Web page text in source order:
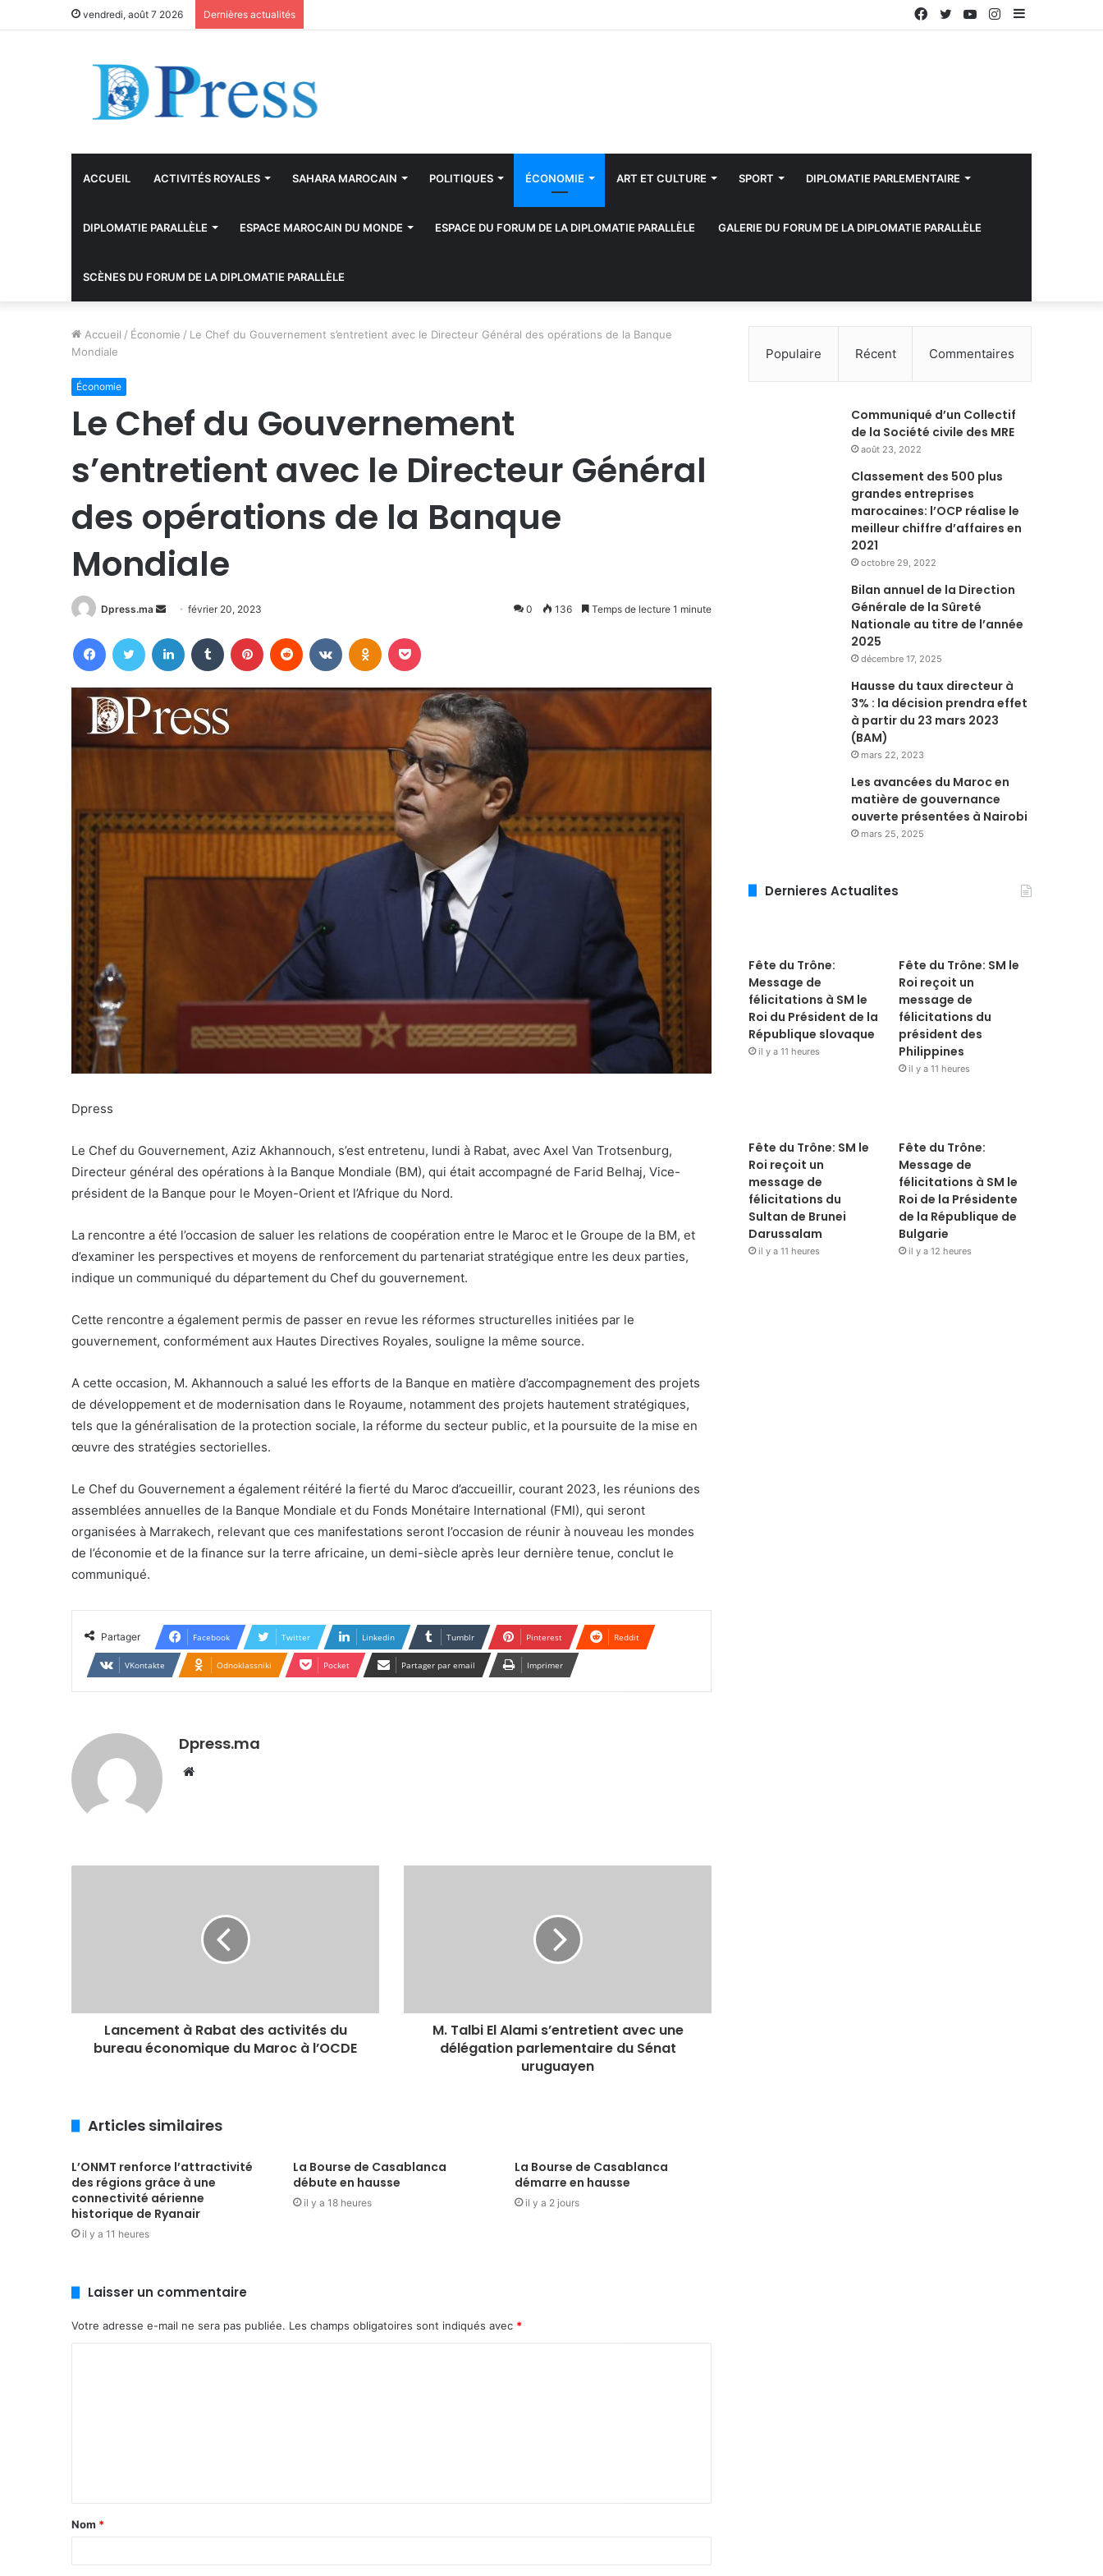
vendredi, août 7 2026 Dernières actualités
Sidebar
Instagram
YouTube
Twitter
Facebook
ACCUEIL ACTIVITÉS ROYALES SAHARA MAROCAIN POLITIQUES ÉCONOMIE ART ET CULTURE SPORT DIPLOMATIE PARLEMENTAIRE
DIPLOMATIE PARALLÈLE ESPACE MAROCAIN DU MONDE ESPACE DU FORUM DE LA DIPLOMATIE PARALLÈLE GALERIE DU FORUM DE LA DIPLOMATIE PARALLÈLE
SCÈNES DU FORUM DE LA DIPLOMATIE PARALLÈLE
Accueil / Économie / Le Chef du Gouvernement s’entretient avec le Directeur Général des opérations de la Banque
Mondiale
Économie
Le Chef du Gouvernement
s’entretient avec le Directeur Général
des opérations de la Banque
Mondiale
Dpress.ma
Envoyer
courriel
février 20, 2023 0 136 Temps de lecture 1 minute
FacebookTwitter Linkedin Tumblr Pinterest Reddit VKontakteOdnoklassniki
Dpress
Le Chef du Gouvernement, Aziz Akhannouch, s’est entretenu, lundi à Rabat, avec Axel Van Trotsenburg,
Directeur général des opérations à la Banque Mondiale (BM), qui était accompagné de Farid Belhaj, Vice-
président de la Banque pour le Moyen-Orient et l’Afrique du Nord.
La rencontre a été l’occasion de saluer les relations de coopération entre le Maroc et le Groupe de la BM, et
d’examiner les perspectives et moyens de renforcement du partenariat stratégique entre les deux parties,
indique un communiqué du département du Chef du gouvernement.
Cette rencontre a également permis de passer en revue les réformes structurelles initiées par le
gouvernement, conformément aux Hautes Directives Royales, souligne la même source.
A cette occasion, M. Akhannouch a salué les efforts de la Banque en matière d’accompagnement des projets
de développement et de modernisation dans le Royaume, notamment des projets hautement stratégiques,
tels que la généralisation de la protection sociale, la réforme du secteur public, et la poursuite de la mise en
œuvre des stratégies sectorielles.
Le Chef du Gouvernement a également réitéré la fierté du Maroc d’accueillir, courant 2023, les réunions des
assemblées annuelles de la Banque Mondiale et du Fonds Monétaire International (FMI), qui seront
organisées à Marrakech, relevant que ces manifestations seront l’occasion de réunir à nouveau les mondes
de l’économie et de la finance sur la terre africaine, un demi-siècle après leur dernière tenue, conclut le
communiqué.
Partager Facebook Twitter Linkedin Tumblr Pinterest Reddit
VKontakte Odnoklassniki Pocket Partager par email Imprimer
Dpress.ma
Website
Lancement à Rabat des activités du
bureau économique du Maroc à l’OCDE
M. Talbi El Alami s’entretient avec une
délégation parlementaire du Sénat
uruguayen
Articles similaires
L’ONMT renforce l’attractivité
des régions grâce à une
connectivité aérienne
historique de Ryanair
il y a 11 heures
La Bourse de Casablanca
débute en hausse
il y a 18 heures
La Bourse de Casablanca
démarre en hausse
il y a 2 jours
Laisser un commentaire
Votre adresse e-mail ne sera pas publiée. Les champs obligatoires sont indiqués avec *
t
a
Nom *
Populaire Récent Commentaires
Communiqué d’un Collectif
de la Société civile des MRE
août 23, 2022
Classement des 500 plus
grandes entreprises
marocaines: l’OCP réalise le
meilleur chiffre d’affaires en
2021
octobre 29, 2022
Bilan annuel de la Direction
Générale de la Sûreté
Nationale au titre de l’année
2025
décembre 17, 2025
Hausse du taux directeur à
3% : la décision prendra effet
à partir du 23 mars 2023
(BAM)
mars 22, 2023
Les avancées du Maroc en
matière de gouvernance
ouverte présentées à Nairobi
mars 25, 2025
Dernieres Actualites
Fête du Trône:
Message de
félicitations à SM le
Roi du Président de la
République slovaque
il y a 11 heures
Fête du Trône: SM le
Roi reçoit un
message de
félicitations du
président des
Philippines
il y a 11 heures
Fête du Trône: SM le
Roi reçoit un
message de
félicitations du
Sultan de Brunei
Darussalam
il y a 11 heures
Fête du Trône:
Message de
félicitations à SM le
Roi de la Présidente
de la République de
Bulgarie
il y a 12 heures